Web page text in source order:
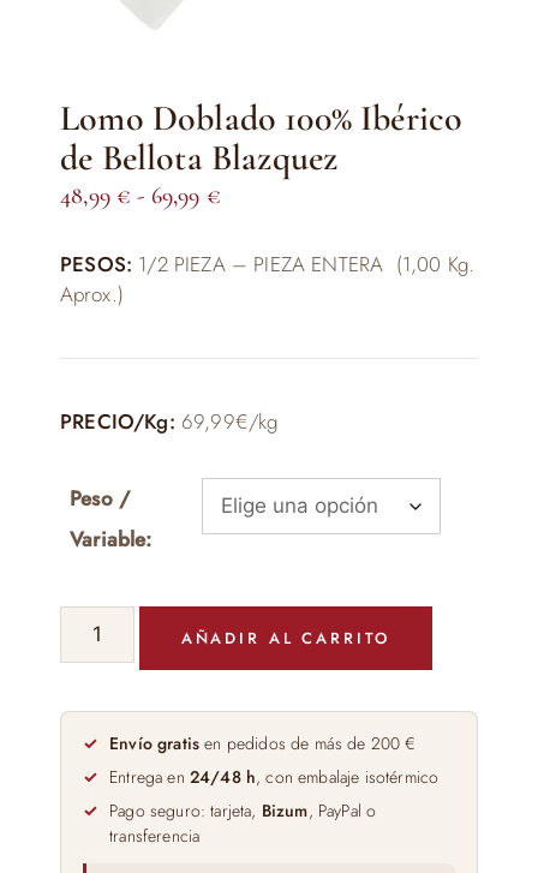
Lomo Doblado 100% Ibérico
de Bellota Blazquez
48,99 € - 69,99 €Rango
precios:
69,99 €
PESOS: 1/2 PIEZA – PIEZA ENTERA (1,00 Kg.
Aprox.)
PRECIO/Kg: 69,99€/kg
Peso /
Variable:
Lomo
Doblado
Ibérico
Bellota
Blazquez
cantidad
AÑADIR AL CARRITO
Envío gratis en pedidos de más de 200 €
Entrega en 24/48 h, con embalaje isotérmico
Pago seguro: tarjeta, Bizum, PayPal o
transferencia